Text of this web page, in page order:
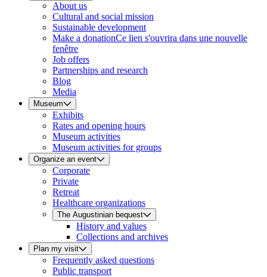
About us
Cultural and social mission
Sustainable development
Make a donationCe lien s'ouvrira dans une nouvelle
fenêtre
Job offers
Partnerships and research
Blog
Media
Museum
Exhibits
Rates and opening hours
Museum activities
Museum activities for groups
Organize an event
Corporate
Private
Retreat
Healthcare organizations
The Augustinian bequest
History and values
Collections and archives
Plan my visit
Frequently asked questions
Public transport